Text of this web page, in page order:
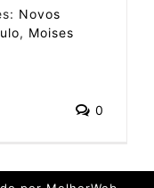
Novos
, Moises
0